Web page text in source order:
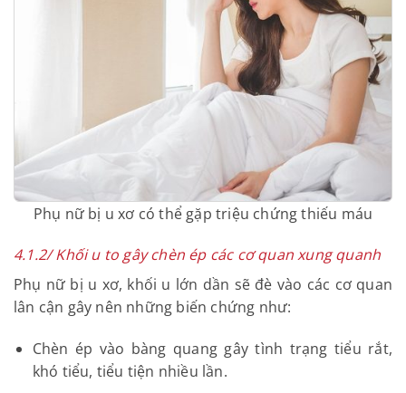
Phụ nữ bị u xơ có thể gặp triệu chứng thiếu máu
4.1.2/ Khối u to gây chèn ép các cơ quan xung
quanh